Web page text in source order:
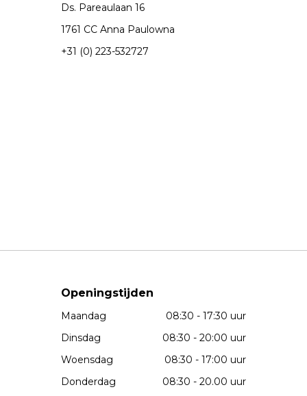
Ds. Pareaulaan 16
1761 CC Anna Paulowna
+31 (0) 223-532727
Openingstijden
Maandag
08:30 - 17:30 uur
Dinsdag
08:30 - 20:00 uur
Woensdag
08:30 - 17:00 uur
Donderdag
08:30 - 20.00 uur